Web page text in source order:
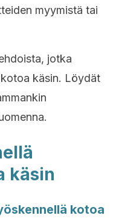
myymistä tai
jotka
käsin. Löydät
käsin
kotoa